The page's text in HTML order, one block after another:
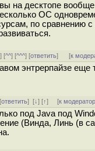
на десктопе
ОС
по сравнению
] [^^] [^^^] [ответить] [к
энтрерпайзе
ответить][↓] [↑] [к
под Java под
(Винда, Линь (в